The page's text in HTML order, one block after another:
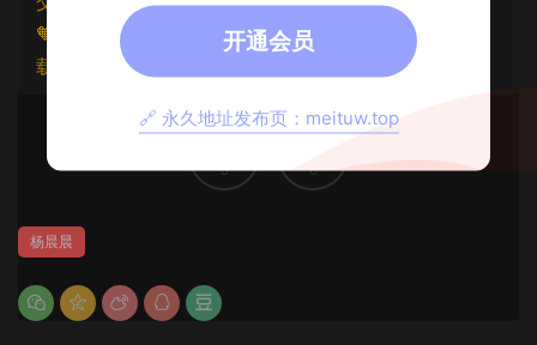
🧡原文链接：
https://www.znjxg.com/1671.html
载请注明出处。
0 0
杨晨晨
开通会员
🔗 永久地址发布页：meituw.top